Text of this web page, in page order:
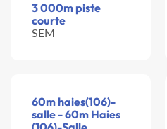
3 000m piste
courte
SEM -
60m haies(106)-
salle - 60m Haies